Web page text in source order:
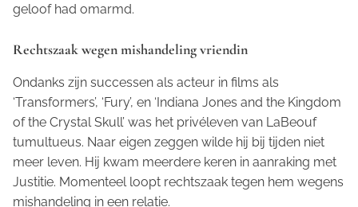
geloof had omarmd.
Rechtszaak wegen mishandeling vriendin
Ondanks zijn successen als acteur in films als
‘Transformers’, ‘Fury’, en ‘Indiana Jones and the Kingdom
of the Crystal Skull’ was het privéleven van LaBeouf
tumultueus. Naar eigen zeggen wilde hij bij tijden niet
meer leven. Hij kwam meerdere keren in aanraking met
Justitie. Momenteel loopt rechtszaak tegen hem wegens
mishandeling in een relatie.